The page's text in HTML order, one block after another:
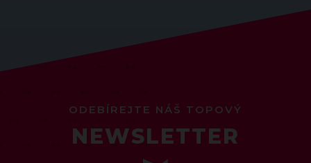
ODEBÍREJTE NÁŠ TOPOVÝ
NEWSLETTER